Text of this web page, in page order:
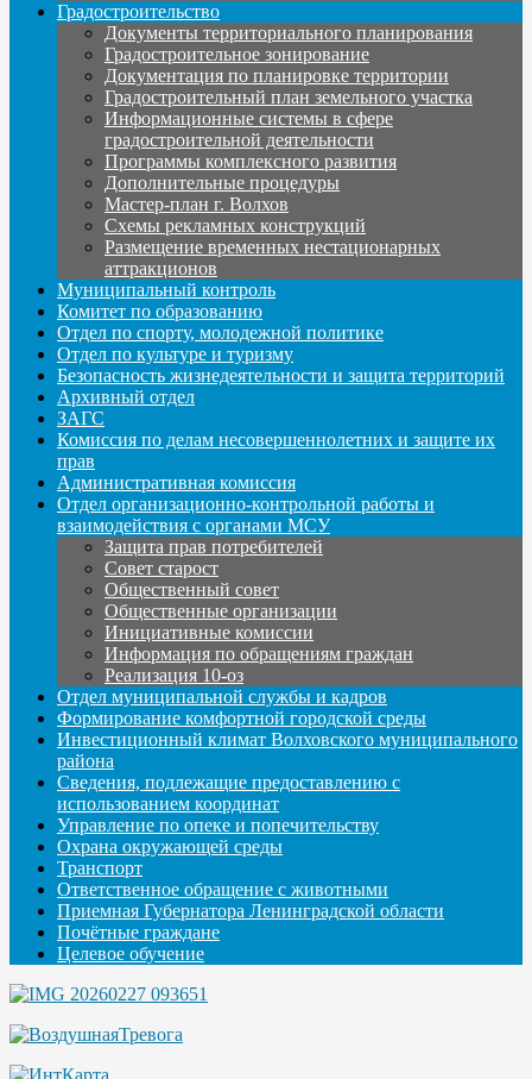
Градостроительство
Документы территориального планирования
Градостроительное зонирование
Документация по планировке территории
Градостроительный план земельного участка
Информационные системы в сфере
градостроительной деятельности
Программы комплексного развития
Дополнительные процедуры
Мастер-план г. Волхов
Схемы рекламных конструкций
Размещение временных нестационарных
аттракционов
Муниципальный контроль
Комитет по образованию
Отдел по спорту, молодежной политике
Отдел по культуре и туризму
Безопасность жизнедеятельности и защита территорий
Архивный отдел
ЗАГС
Комиссия по делам несовершеннолетних и защите их
прав
Административная комиссия
Отдел организационно-контрольной работы и
взаимодействия с органами МСУ
Защита прав потребителей
Совет старост
Общественный совет
Общественные организации
Инициативные комиссии
Информация по обращениям граждан
Реализация 10-оз
Отдел муниципальной службы и кадров
Формирование комфортной городской среды
Инвестиционный климат Волховского муниципального
района
Сведения, подлежащие предоставлению с
использованием координат
Управление по опеке и попечительству
Охрана окружающей среды
Транспорт
Ответственное обращение с животными
Приемная Губернатора Ленинградской области
Почётные граждане
Целевое обучение